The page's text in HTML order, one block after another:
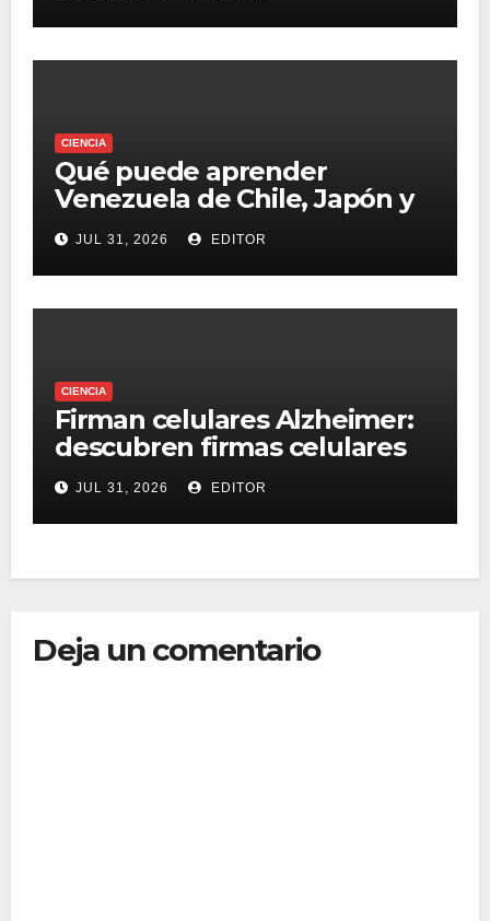
CIENCIA
Qué puede aprender
Venezuela de Chile, Japón y
otros países que construyen
edificios ‘sobre patines’ para
resistir terremotos
JUL 31, 2026 EDITOR
CIENCIA
Firman celulares Alzheimer:
descubren firmas celulares
compartidas entre grupos
JUL 31, 2026 EDITOR
Deja un comentario